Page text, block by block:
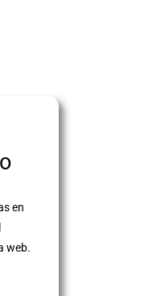
en
web.